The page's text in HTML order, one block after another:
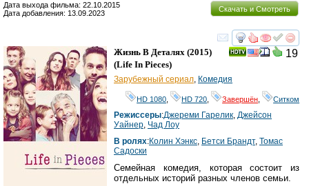
Скачать и Смотреть
Дата выхода фильма: 22.10.2015
Дата добавления: 13.09.2023
смотреть
19
Жизнь В Деталях (2015)
(Life In Pieces)
Зарубежный сериал, Комедия
HD 1080 HD 720 Завершён Ситком
Режиссеры:Джереми Гарелик, Джейсон
Уайнер, Чад Лоу
В ролях:Колин Хэнкс, Бетси Брандт, Томас
Садоски
Семейная комедия, которая состоит из
отдельных историй разных членов семьи.